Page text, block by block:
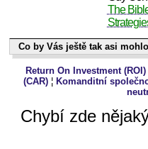
The
Co by Vás ještě tak asi
Co by Vás ještě tak asi
Return On Investment (ROI)
(CAR) ¦Komanditní
Chybí zde